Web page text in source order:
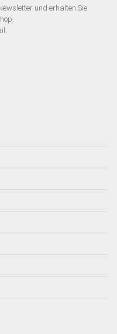
und erhalten Sie